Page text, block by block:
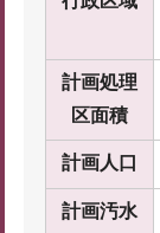
計画処理
区面積
計画人口
計画汚水